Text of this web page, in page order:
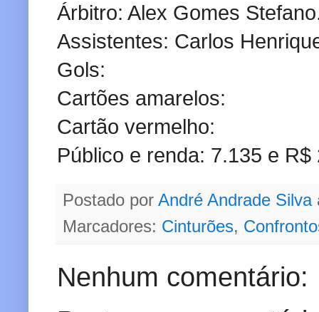
Árbitro: Alex Gomes
Assistentes: Carlos
Gols:
Cartões amarelos:
Cartão vermelho:
Público e renda: 7.135 e R$
Postado por André Andrade Silva
Marcadores: Cinturões,
Nenhum comentário: